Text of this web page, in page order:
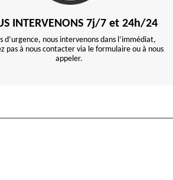
INTERVENONS 7j/7 et 24h/24
d’urgence, nous intervenons dans l’immédiat,
pas à nous contacter via le formulaire ou à nous
appeler.